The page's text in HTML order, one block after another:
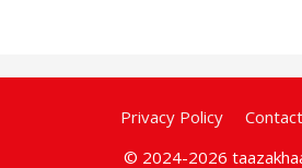
Privacy Policy Contact
© 2024-2026